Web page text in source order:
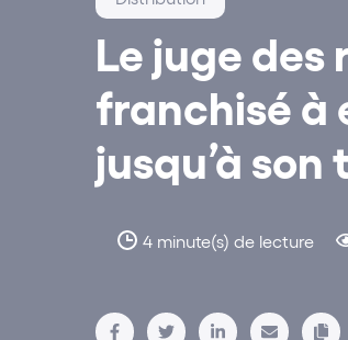
Le juge
franchisé à
jusqu’à son
4 minute(s) de lecture